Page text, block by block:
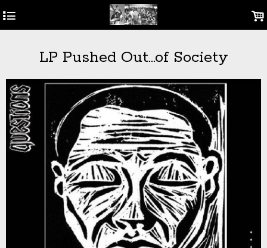
4 .
LP Pushed Out...of Society